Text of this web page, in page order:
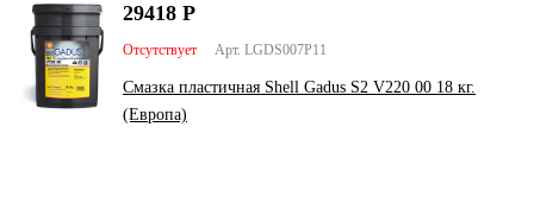
Арт. LGDS007P11
Отсутствует
Смазка пластичная Shell Gadus S2 V220 00 18 кг.
(Европа)
29418 Р